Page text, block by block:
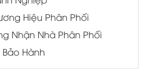
Hiệu Phân Phối
Nhận Nhà Phân Phối
Bảo Hành